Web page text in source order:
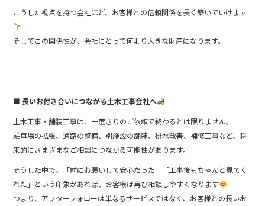
こうした視点を持つ会社ほど、お客様との信頼関係を長く築いていけます
そしてこの関係性が、会社にとって何より大きな財産になります。
■ 長いお付き合いにつながる土木工事会社へ
土木工事・舗装工事は、一度きりのご依頼で終わるとは限りません。
駐車場の拡張、通路の整備、別施設の舗装、排水改善、補修工事など、将
来的にさまざまなご相談につながる可能性があります。
そうした中で、「前にお願いして安心だった」「工事後もちゃんと見てく
れた」という印象があれば、お客様は再び相談しやすくなります
つまり、アフターフォローは単なるサービスではなく、お客様との長いお